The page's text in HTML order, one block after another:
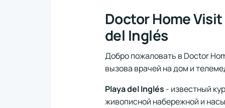
Doctor Home
del Inglés
Добро пожаловать в Doctor
вызова врачей на дом и
Playa del Inglés - известный
живописной набережной и